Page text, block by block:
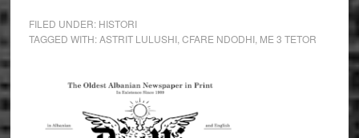
FILED UNDER: HISTORI
TAGGED WITH:ASTRIT LULUSHI, CFARE NDODHI, ME 3 TETOR